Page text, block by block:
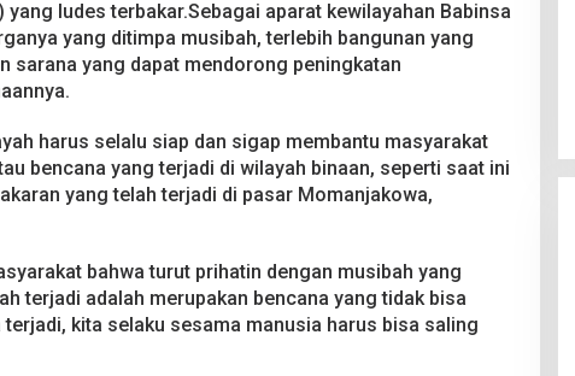
yang ludes terbakar.Sebagai aparat kewilayahan Babinsa
yang ditimpa musibah, terlebih bangunan yang
sarana yang dapat mendorong peningkatan
harus selalu siap dan sigap membantu masyarakat
bencana yang terjadi di wilayah binaan, seperti saat ini
yang telah terjadi di pasar Momanjakowa,
bahwa turut prihatin dengan musibah yang
terjadi adalah merupakan bencana yang tidak bisa
kita selaku sesama manusia harus bisa saling
Penyelesaian Tanah di Muting dan
Eligobel